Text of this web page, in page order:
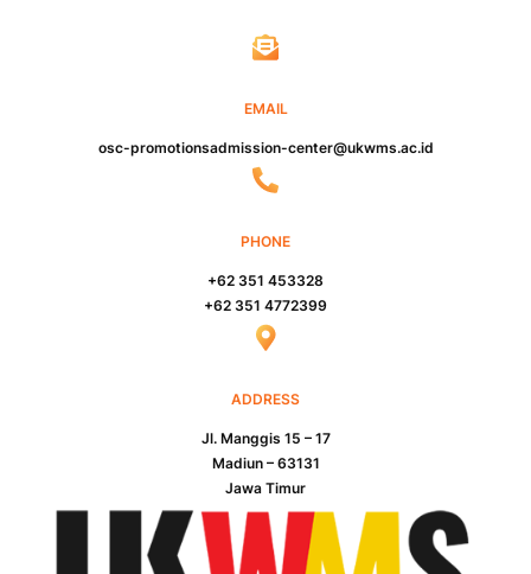
EMAIL
osc-promotionsadmission-center@ukwms.ac.id
PHONE
+62 351 453328
+62 351 4772399
ADDRESS
Jl. Manggis 15 – 17
Madiun – 63131
Jawa Timur